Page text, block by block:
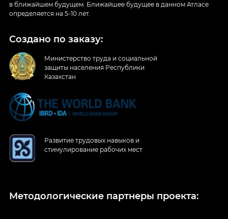
в ближайшем будущем. Ближайшее будущее в данном Атласе
определяется на 5-10 лет.
Создано по заказу:
Министерство труда и социальной
защиты населения Республики
Казахстан
Развитие трудовых навыков и
стимулирование рабочих мест
Методологические партнеры проекта: